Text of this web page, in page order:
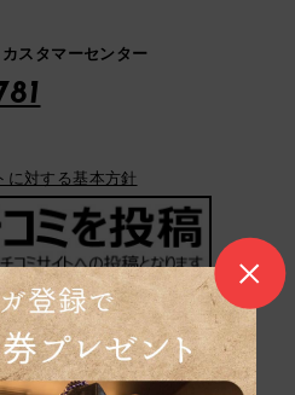
スタマーセンター
に対する基本方針
い合